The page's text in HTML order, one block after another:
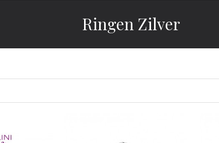
Ringen Zilver